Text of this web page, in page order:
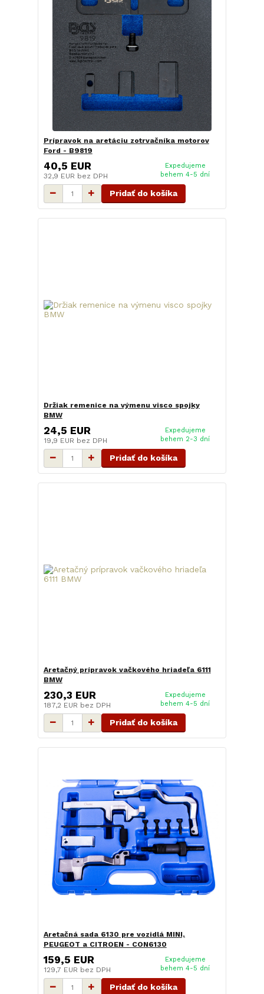
Prípravok na aretáciu zotrvačníka motorov
Ford - B9819
40,5 EUR
32,9 EUR bez DPH
Expedujeme
behem 4-5 dní
Pridať do košíka
Držiak remenice na výmenu visco spojky
BMW
24,5 EUR
19,9 EUR bez DPH
Expedujeme
behem 2-3 dní
Pridať do košíka
Aretačný prípravok vačkového hriadeľa 6111
BMW
230,3 EUR
187,2 EUR bez DPH
Expedujeme
behem 4-5 dní
Pridať do košíka
Aretačná sada 6130 pre vozidlá MINI,
PEUGEOT a CITROEN - CON6130
159,5 EUR
129,7 EUR bez DPH
Expedujeme
behem 4-5 dní
Pridať do košíka